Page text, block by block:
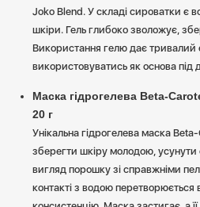
Joko Blend. У складі сироватки є
шкіри. Гель глибоко зволожує,
Використання гелю дає тривалий
використовуватись як основа під
Маска гідрогелева Beta-
20 г
Унікальна гідрогелева маска
зберегти шкіру молодою, усунути
вигляд порошку зі справжніми
контакті з водою перетворюється